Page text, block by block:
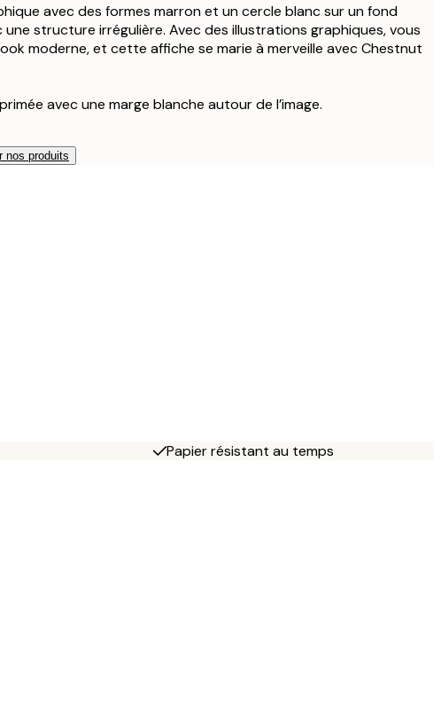
avec des formes marron et un cercle blanc sur un fond
une structure irrégulière. Avec des illustrations graphiques, vous
moderne, et cette affiche se marie à merveille avec Chestnut
avec une marge blanche autour de l’image.
nos produits
Papier résistant au temps